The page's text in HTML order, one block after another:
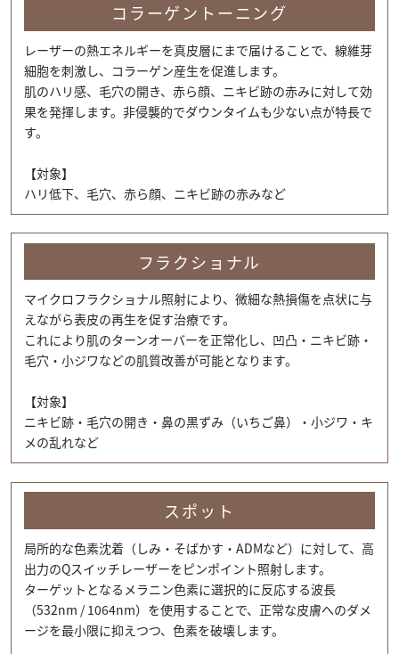
コラーゲントーニング
レーザーの熱エネルギーを真皮層にまで届けることで、線維芽
細胞を刺激し、コラーゲン産生を促進します。
肌のハリ感、毛穴の開き、赤ら顔、ニキビ跡の赤みに対して効
果を発揮します。非侵襲的でダウンタイムも少ない点が特長で
す。
【対象】
ハリ低下、毛穴、赤ら顔、ニキビ跡の赤みなど
フラクショナル
マイクロフラクショナル照射により、微細な熱損傷を点状に与
えながら表皮の再生を促す治療です。
これにより肌のターンオーバーを正常化し、凹凸・ニキビ跡・
毛穴・小ジワなどの肌質改善が可能となります。
【対象】
ニキビ跡・毛穴の開き・鼻の黒ずみ（いちご鼻）・小ジワ・キ
メの乱れなど
スポット
局所的な色素沈着（しみ・そばかす・ADMなど）に対して、高
出力のQスイッチレーザーをピンポイント照射します。
ターゲットとなるメラニン色素に選択的に反応する波長
（532nm / 1064nm）を使用することで、正常な皮膚へのダメ
ージを最小限に抑えつつ、色素を破壊します。